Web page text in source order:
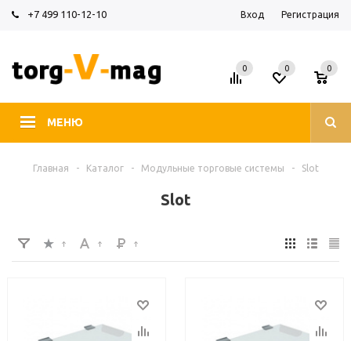
+7 499 110-12-10 Вход Регистрация
МЕНЮ
0 0
0
Главная - Каталог - Модульные торговые системы - Slot
Slot